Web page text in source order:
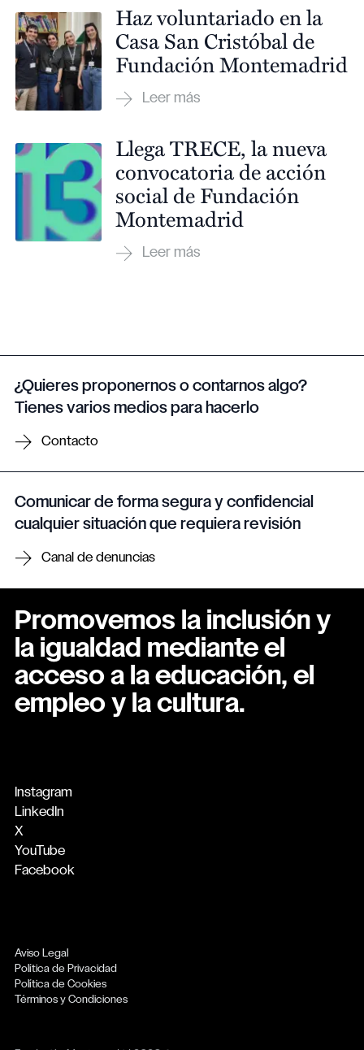
Haz voluntariado en la
Casa San Cristóbal de
Fundación Montemadrid
Llega TRECE, la nueva
convocatoria de acción
social de Fundación
Montemadrid
¿Quieres proponernos o contarnos algo?
Tienes varios medios para hacerlo
Contacto
Comunicar de forma segura y confidencial
cualquier situación que requiera revisión
Canal de denuncias
Promovemos la inclusión y
la igualdad mediante el
acceso a la educación, el
empleo y la cultura.
Instagram
LinkedIn
X
YouTube
Facebook
Aviso Legal
Política de Privacidad
Política de Cookies
Términos y Condiciones